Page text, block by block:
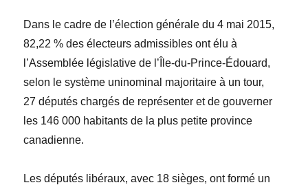
Dans le cadre de l’élection générale du 4 mai 2015,
82,22 % des électeurs admissibles ont élu à
l’Assemblée législative de l’Île-du-Prince-Édouard,
selon le système uninominal majoritaire à un tour,
27 députés chargés de représenter et de gouverner
les 146 000 habitants de la plus petite province
canadienne.
Les députés libéraux, avec 18 sièges, ont formé un